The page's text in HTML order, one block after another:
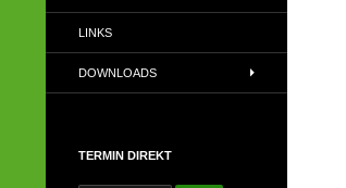
LINKS
DOWNLOADS
TERMIN DIREKT